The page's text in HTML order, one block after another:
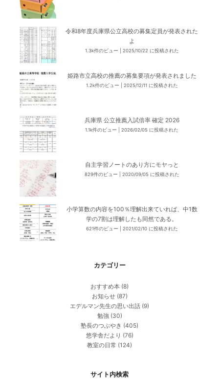
令和8年度兵庫県公立高校の募集定員が発表された
よ
1.3k件のビュー 2025/10/22 に投稿された
姫路市立高校の推薦の募集要項が発表されました
1.2k件のビュー 2025/12/11 に投稿された
兵庫県 公立推薦入試倍率 確定 2026
1.1k件のビュー 2026/02/05 に投稿された
自主学習ノートのあり方にモヤっと
829件のビュー 2020/09/05 に投稿された
小学算数の内容を100％理解出来ていれば、中1数
学の7割は理解したも同然である。
621件のビュー 2021/02/10 に投稿された
カテゴリー
おすすめ本 (8)
お知らせ(87)
エデルマン先生の思い出話 (9)
勉強 (30)
塾長のつぶやき (405)
悠学舎だより (76)
教室の日常 (124)
サイト内検索